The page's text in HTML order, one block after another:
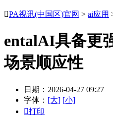
PA视讯(中国区)官网 > ai应用
entalAI具备更
场景顺应性
日期：2026-04-27 09:27
字体： [大] [小]
打印